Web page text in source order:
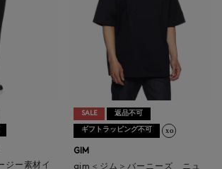
ジー素材イ
SALE 返品不可
ギフトラッピング不可
GIM
gim＜ジム＞バーニーズ ニュ